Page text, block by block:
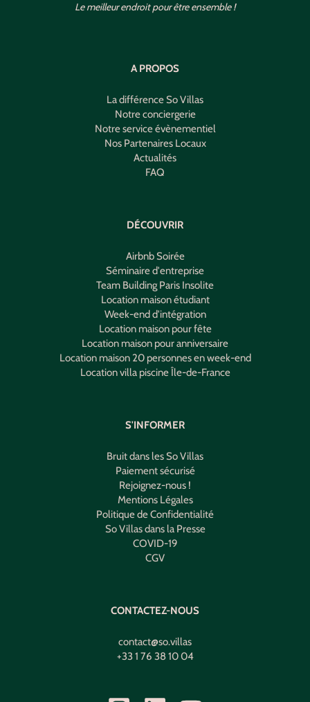
Le meilleur endroit pour être ensemble !
A PROPOS
La différence So Villas
Notre conciergerie
Notre service évènementiel
Nos Partenaires Locaux
Actualités
FAQ
DÉCOUVRIR
Airbnb Soirée
Séminaire d'entreprise
Team Building Paris Insolite
Location maison étudiant
Week-end d'intégration
Location maison pour fête
Location maison pour anniversaire
Location maison 20 personnes en week-end
Location villa piscine Île-de-France
S'INFORMER
Bruit dans les So Villas
Paiement sécurisé
Rejoignez-nous !
Mentions Légales
Politique de Confidentialité
So Villas dans la Presse
COVID-19
CGV
CONTACTEZ-NOUS
contact@so.villas
+33 1 76 38 10 04